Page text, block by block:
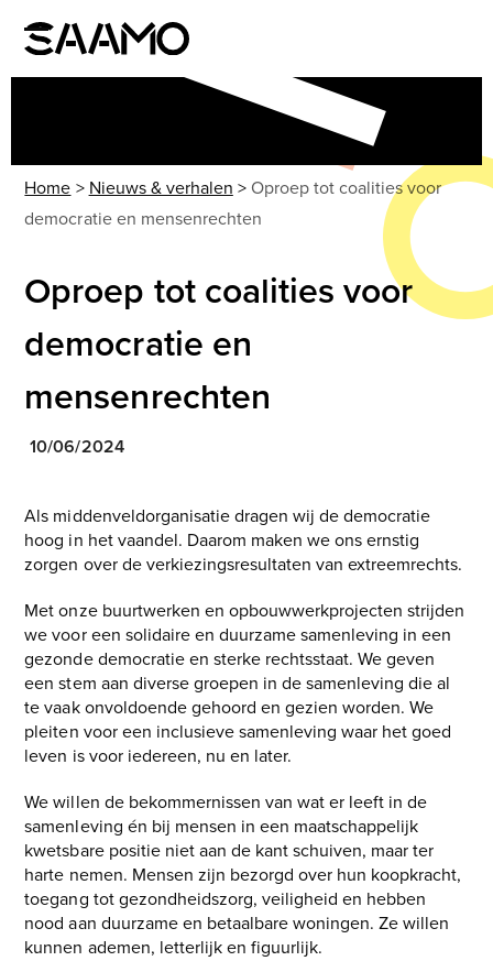
content
Open
mobile
Close
mobile
Home > Nieuws & verhalen >Oproep tot coalities voor
democratie en mensenrechten
Oproep tot coalities voor
democratie en
mensenrechten
10/06/2024
Als middenveldorganisatie dragen wij de democratie
hoog in het vaandel. Daarom maken we ons ernstig
zorgen over de verkiezingsresultaten van extreemrechts.
Met onze buurtwerken en opbouwwerkprojecten strijden
we voor een solidaire en duurzame samenleving in een
gezonde democratie en sterke rechtsstaat. We geven
een stem aan diverse groepen in de samenleving die al
te vaak onvoldoende gehoord en gezien worden. We
pleiten voor een inclusieve samenleving waar het goed
leven is voor iedereen, nu en later.
We willen de bekommernissen van wat er leeft in de
samenleving én bij mensen in een maatschappelijk
kwetsbare positie niet aan de kant schuiven, maar ter
harte nemen. Mensen zijn bezorgd over hun koopkracht,
toegang tot gezondheidszorg, veiligheid en hebben
nood aan duurzame en betaalbare woningen. Ze willen
kunnen ademen, letterlijk en figuurlijk.